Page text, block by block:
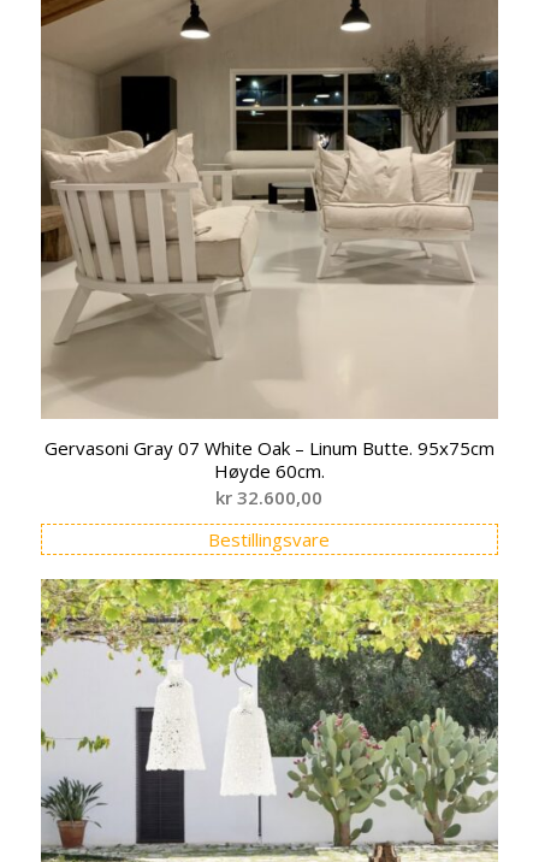
Gervasoni Gray 07 White Oak – Linum Butte. 95x75cm
Høyde 60cm.
kr 32.600,00
Bestillingsvare